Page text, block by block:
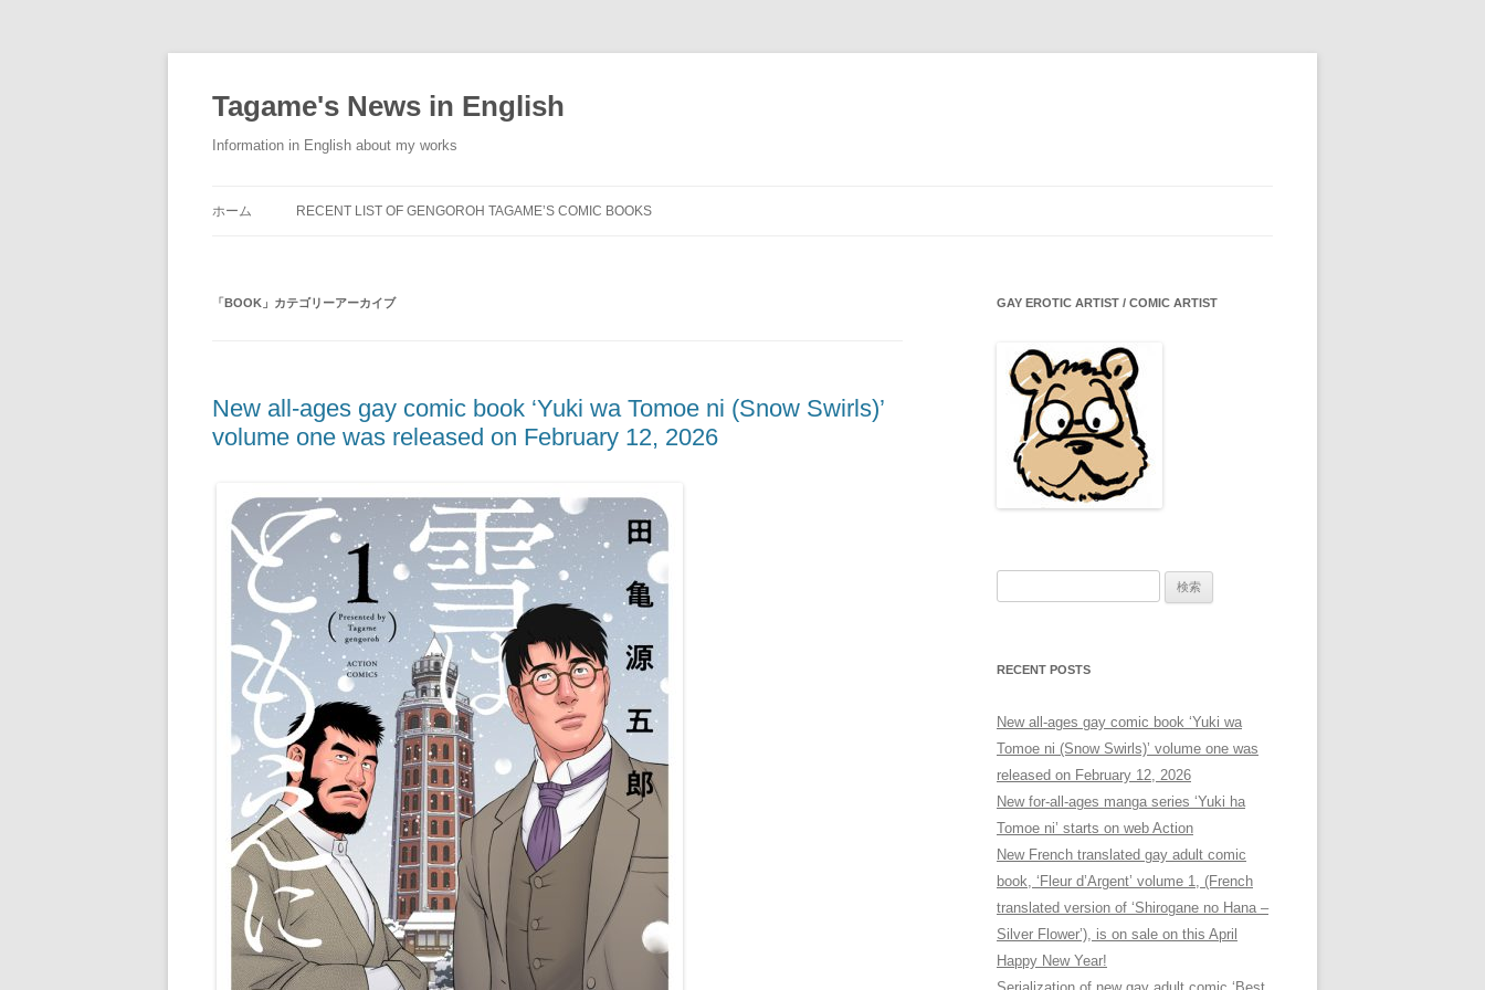
ツ
へ
ス
Tagame's News in English
Information in English about my works
ホーム RECENT LIST OF GENGOROH TAGAME’S COMIC BOOKS
HITOTSUYA IBUN: THE STRANGE
TALE OF THE LONE HOUSE (ENG)
FRIEND’S FATHER’S BITCH (ENG)
KHOZ, THE SPELLBOUND SLAVE –
SERIES (ENG)
MY BROTHER’S HUSBAND (ENG)
MY TEACHER (ENG)
OUR COLORS (ENG)
THE JUDO TEACHER (ENG)
THE PASSION OF GENGOROH
TAGAME VOL. 1 (ENG) – 2022
REISSUE EDITION
THE PASSION OF GENGOROH
TAGAME VOL. 2 (ENG)
THE PASSION OF GENGOROH
FRENCH BOOKS
LE MARI DE MON FRÈRE (FRA)
GOURMANDS (FRA)
OUR COLORFUL DAYS (FRA)
TTBM (FRA)
VIRTUS (FRA)
GOKU (FRA)
OUR TRUE COLORS (ITA)
NELL’ACQUA (ITA)
L’INVERNO DEL PESCATORE (ITA)
VIRTUS (ITA)
RACCONTI ESTREMI (ITA)
JAPANESE BOOKS BITCH OF THE JUNGLE
FISH AND WATER (JPN)
HOUSE OF BRUTES (JPN)
JUJUTSU KYOSHI (REPRINTED)
KHOZ, THE SPELLBOUND SLAVE –
SERIES (JPN)
MEAT GINSENG / MANIMAL
CHRONICLES (JPN)
NABURI-MONO: RESTORED
COMPLETE EDITION (JPN)
OUR COLORS (JPN)
SLAVE TRAINING SUMMER CAMP
(JPN)
우리의 색채
POLISH BOOKS KOLORY NASZEGO ŻYCIA
MĄŻ MOJEGO BRATA
PORTUGUESE BOOKS NOSSAS CORES (POR)
O MARIDO DO MEU IRMÃO (POR)
SPANISH BOOKS DEGENERACIÓN (SPA)
EL MARIDO DE MI HERMANO
(SPA)
LA CASA DE LOS HEREJES (SPA)
LA PASION DE GENGOROH
TAGAME (SPA)
NUESTROS COLORES (SPA)
THAI BOOKS
MY BROTHER’S HUSBAND ด้วย
สายใยรัก
TURKISH BOOKS
KARDEŞIMIN KOCASI
VIETNAMESE BOOKS CHỒNG CỦA EM TÔI (VIE)
中文 弟之夫（繁体字）
「BOOK 」カテゴリーアーカイブ
New all-ages gay comic book ‘Yuki wa Tomoe ni (Snow Swirls)’
volume one was released on February 12, 2026
GAY EROTIC ARTIST / COMIC ARTIST
RECENT POSTS
New all-ages gay comic book ‘Yuki wa
Tomoe ni (Snow Swirls)’ volume one was
released on February 12, 2026
New for-all-ages manga series ‘Yuki ha
Tomoe ni’ starts on web Action
New French translated gay adult comic
book, ‘Fleur d’Argent’ volume 1, (French
translated version of ‘Shirogane no Hana –
Silver Flower’), is on sale on this April
Happy New Year!